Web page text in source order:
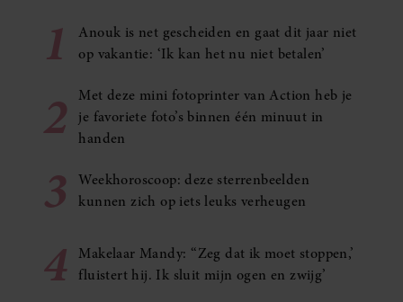
1
Anouk is net gescheiden en gaat dit jaar niet
op vakantie: ‘Ik kan het nu niet betalen’
2
Met deze mini fotoprinter van Action heb je
je favoriete foto’s binnen één minuut in
handen
3
Weekhoroscoop: deze sterrenbeelden
kunnen zich op iets leuks verheugen
4
Makelaar Mandy: ‘‘Zeg dat ik moet stoppen,’
fluistert hij. Ik sluit mijn ogen en zwijg’